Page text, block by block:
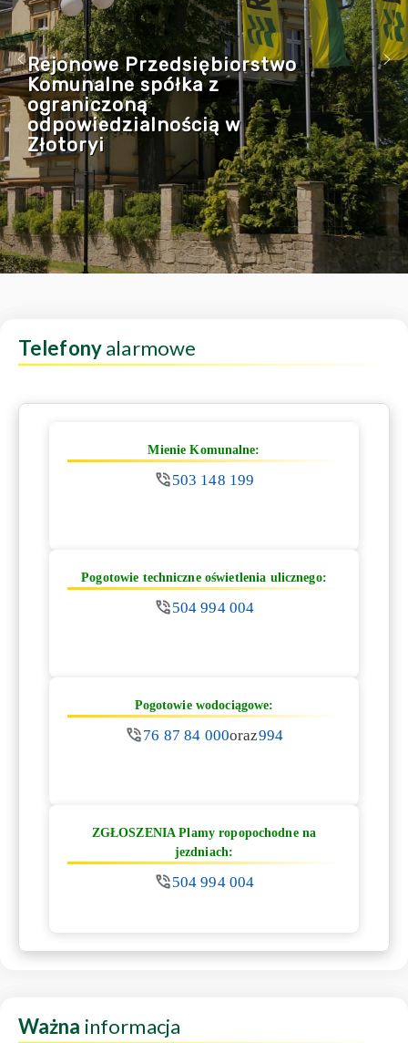
Rejonowe Przedsiębiorstwo
Komunalne spółka z
ograniczoną
odpowiedzialnością w
Złotoryi
Telefonyalarmowe
Mienie Komunalne:
503 148 199
Pogotowie techniczne oświetlenia ulicznego:
504 994 004
Pogotowie wodociągowe:
76 87 84 000oraz994
ZGŁOSZENIA Plamy ropopochodne na
jezdniach:
504 994 004
Ważna informacja